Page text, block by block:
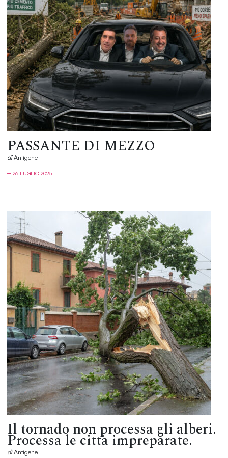
PASSANTE DI MEZZO
diAntìgene
─ 26 LUGLIO 2026
Il tornado non processa gli alberi.
Processa le città impreparate.
diAntìgene